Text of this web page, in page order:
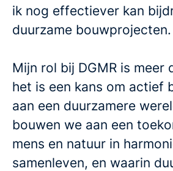
ik nog effectiever kan
duurzame bouwprojecten.
Mijn rol bij DGMR is meer
het is een kans om actief
aan een duurzamere
bouwen we aan een
mens en natuur in
samenleven, en waarin